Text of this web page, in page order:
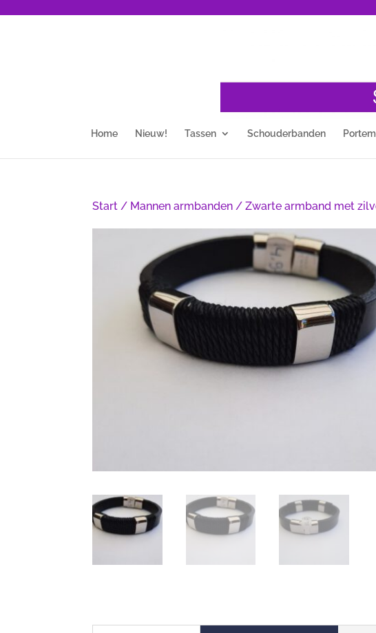
Home Nieuw! Tassen Schouderbanden
Start / Mannen armbanden / Zwarte armband met